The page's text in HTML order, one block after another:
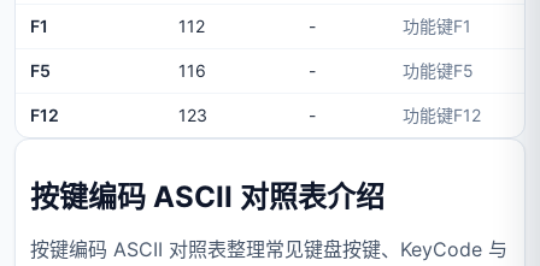
F1 112 - 功能键F1
F5 116 - 功能键F5
F12 123 - 功能键F12
按键编码 ASCII 对照表介绍
按键编码 ASCII 对照表整理常见键盘按键、KeyCode 与